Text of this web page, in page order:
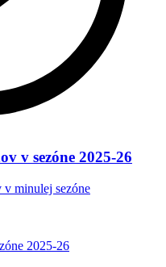
v sezóne 2025-26
v minulej sezóne